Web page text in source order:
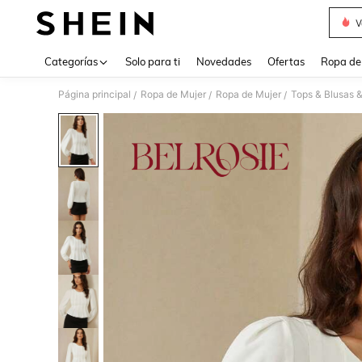
Categorías Solo para ti Novedades Ofertas Ropa
Página principal / Ropa de Mujer / Ropa de Mujer / Tops & Blusas